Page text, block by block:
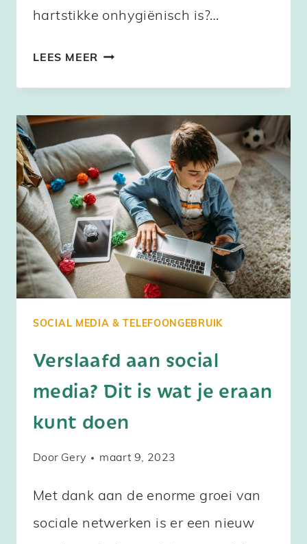
hartstikke onhygiënisch is?…
LEES MEER WAAROM
TELEFOON
BETER
NIET
MEE
KUNT
NEMEN
NAAR
DE
WC
SOCIAL MEDIA & TELEFOONGEBRUIK
Verslaafd aan social
media? Dit is wat je eraan
kunt doen
Door Gery maart 9, 2023
Met dank aan de enorme groei van
sociale netwerken is er een nieuw